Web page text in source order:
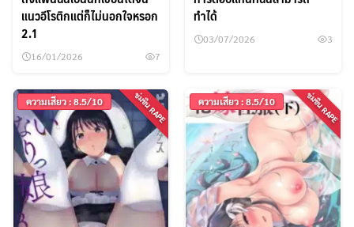
แนวอีโรติกแต่ก็ไม่นอกใจหรอก
2.1
16/01/2026 7
ทำได้
03/07/2026 3
ข่มขืน RAPE
ความเสียว : 8.5/10 ข่มขืน RAPE
ความเสียว : 8.5/10